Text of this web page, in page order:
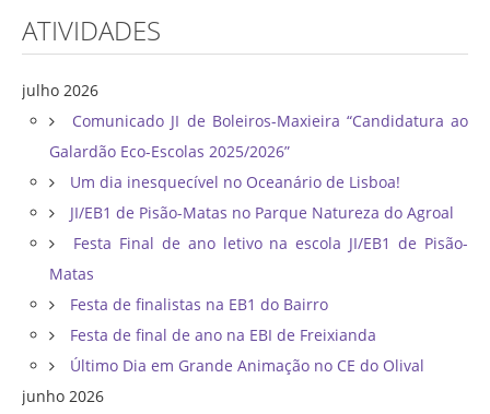
ATIVIDADES
julho 2026
Comunicado JI de Boleiros-Maxieira “Candidatura ao
Galardão Eco-Escolas 2025/2026”
Um dia inesquecível no Oceanário de Lisboa!
JI/EB1 de Pisão-Matas no Parque Natureza do Agroal
Festa Final de ano letivo na escola JI/EB1 de Pisão-
Matas
Festa de finalistas na EB1 do Bairro
Festa de final de ano na EBI de Freixianda
Último Dia em Grande Animação no CE do Olival
junho 2026